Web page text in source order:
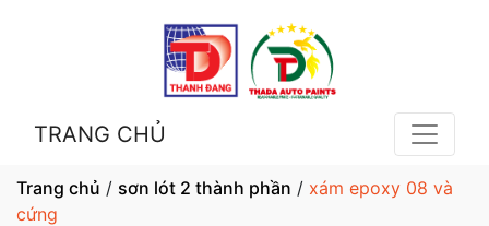
TRANG CHỦ
Trang chủ / sơn lót 2 thành phần / xám epoxy 08 và
cứng